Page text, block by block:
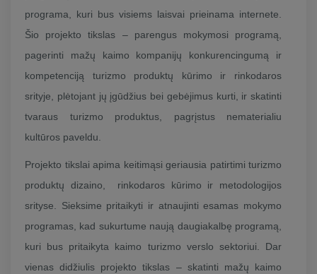
programa, kuri bus visiems laisvai prieinama internete.
Šio projekto tikslas – parengus mokymosi programą,
pagerinti mažų kaimo kompanijų konkurencingumą ir
kompetenciją turizmo produktų kūrimo ir rinkodaros
srityje, plėtojant jų įgūdžius bei gebėjimus kurti, ir skatinti
tvaraus turizmo produktus, pagrįstus nematerialiu
kultūros paveldu.
Projekto tikslai apima keitimąsi geriausia patirtimi turizmo
produktų dizaino, rinkodaros kūrimo ir metodologijos
srityse. Sieksime pritaikyti ir atnaujinti esamas mokymo
programas, kad sukurtume naują daugiakalbę programą,
kuri bus pritaikyta kaimo turizmo verslo sektoriui. Dar
vienas didžiulis projekto tikslas – skatinti mažų kaimo